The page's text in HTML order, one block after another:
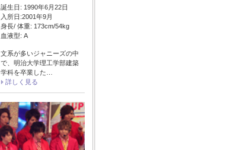
誕生日: 1990年6月22日
入所日:2001年9月
身長/ 体重: 173cm/54kg
血液型: A
文系が多いジャニーズの中
で、明治大学理工学部建築
学科を卒業した…
詳しく見る